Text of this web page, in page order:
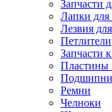
Запчасти
Лапки
Лезвия
Петлители
Запчасти
Пластины
Ремни
Челноки